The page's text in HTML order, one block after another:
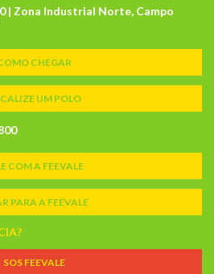
| Zona Industrial Norte, Campo
CHEGAR
UM POLO
COM A FEEVALE
PARA A FEEVALE
SOS FEEVALE